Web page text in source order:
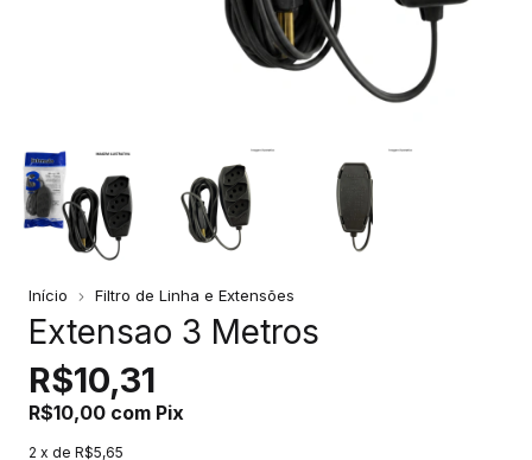
Início Filtro de Linha e Extensões
Extensao 3 Metros
R$10,31
R$10,00 com Pix
2 x de R$5,65